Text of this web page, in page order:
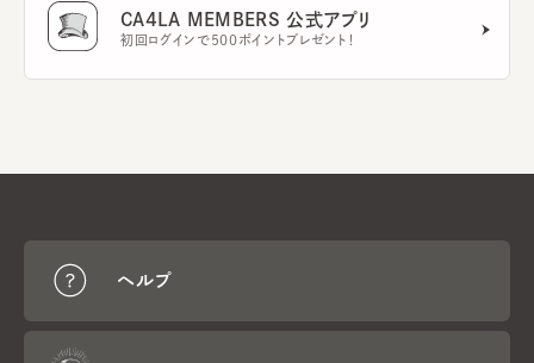
CA4LA MEMBERS 公式アプリ
初回ログインで500ポイントプレゼント！
ヘルプ